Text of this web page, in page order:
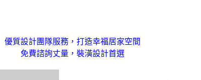
優質設計團隊服務，打造幸福居家空間
免費諮詢丈量，裝潢設計首選